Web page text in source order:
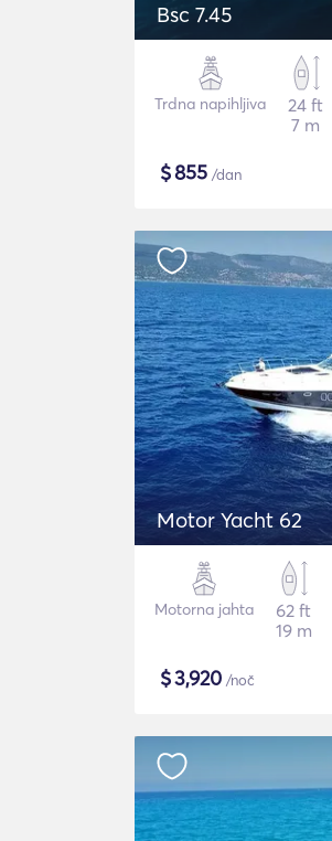
Bsc 7.45
Trdna napihljiva
24 ft
7 m
$855 /dan
Motor Yacht 62
Motorna jahta
62 ft
19 m
$3,920 /noč